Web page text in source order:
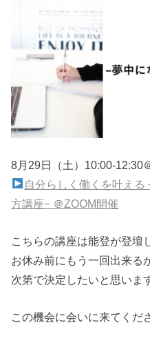
8月29日（土）10:00-12:30
自分らしく働くを叶え
方講座− ＠ZOOM開催
こちらの講座は能登が登壇
お休み前にもう一回出来る
次第で決定したいと思いま
この機会に会いに来てくだ